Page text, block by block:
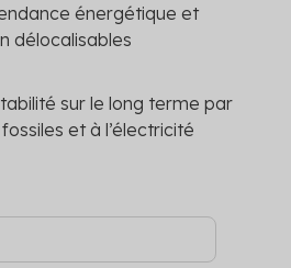
énergétique et
délocalisables
sur le long terme par
et à l’électricité